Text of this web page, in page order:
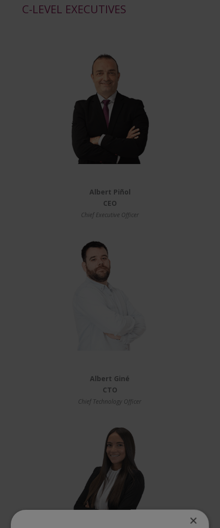
C-LEVEL EXECUTIVES
Albert Piñol
CEO
Chief Executive Officer
Albert Giné
CTO
Chief Technology Officer
×